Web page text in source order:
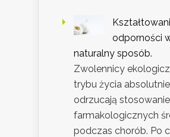
odporności
naturalny sposób.
Zwolennicy
trybu życia absolutnie
odrzucają stosowanie
farmakologicznych
podczas chorób. Po